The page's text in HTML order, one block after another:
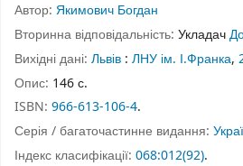
Автор: Якимович Богдан
Вторинна відповідальність: Укладач
Вихідні дані: Львів : ЛНУ ім. І.Франка,
Опис: 146 с.
ISBN: 966-613-106-4.
Серія / багаточастинне видання:
Індекс класифікації: 068:012(92).